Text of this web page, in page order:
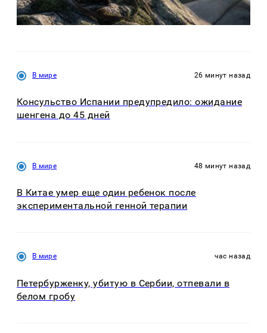
В мире 26 минут назад
Консульство Испании предупредило: ожидание
шенгена до 45 дней
В мире 48 минут назад
В Китае умер еще один ребенок после
экспериментальной генной терапии
В мире час назад
Петербурженку, убитую в Сербии, отпевали в
белом гробу